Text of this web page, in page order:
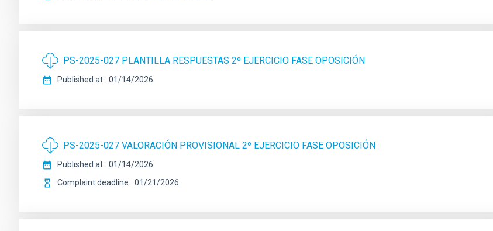
PS-2025-027 PLANTILLA RESPUESTAS 2º EJERCICIO FASE OPOSICIÓN
Published at 01/14/2026
PS-2025-027 VALORACIÓN PROVISIONAL 2º EJERCICIO FASE OPOSICIÓN
Published at
01/14/2026
Complaint deadline
01/21/2026